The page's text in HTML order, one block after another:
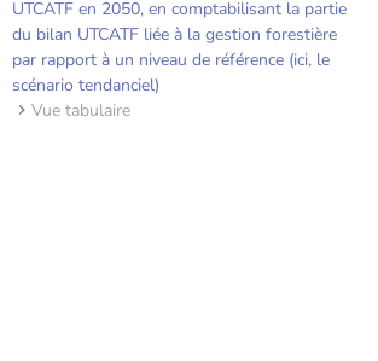
UTCATF en 2050, en comptabilisant la partie
du bilan UTCATF liée à la gestion forestière
par rapport à un niveau de référence (ici, le
scénario tendanciel)
Vue tabulaire